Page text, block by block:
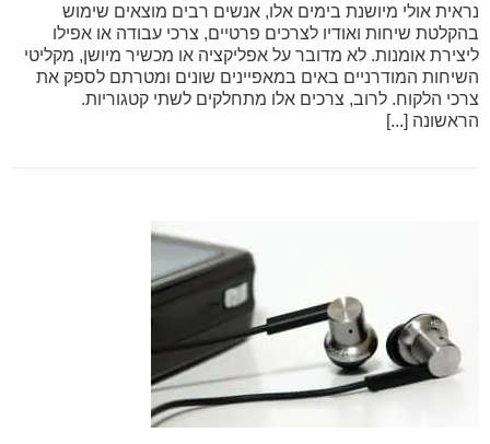
נראית אולי מיושנת בימים אלו, אנשים רבים מוצאים שימוש
בהקלטת שיחות ואודיו לצרכים פרטיים, צרכי עבודה או אפילו
ליצירת אומנות. לא מדובר על אפליקציה או מכשיר מיושן, מקליטי
השיחות המודרניים באים במאפיינים שונים ומטרתם לספק את
צרכי הלקוח. לרוב, צרכים אלו מתחלקים לשתי קטגוריות.
הראשונה [...]